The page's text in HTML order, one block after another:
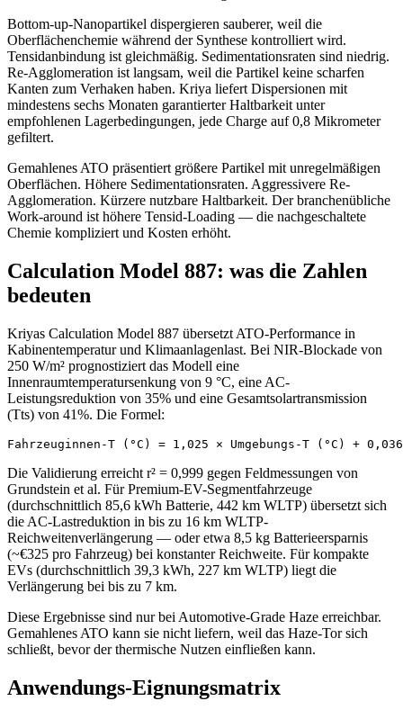
Bottom-up-Nanopartikel dispergieren sauberer, weil die
Oberflächenchemie während der Synthese kontrolliert wird.
Tensidanbindung ist gleichmäßig. Sedimentationsraten sind niedrig.
Re-Agglomeration ist langsam, weil die Partikel keine scharfen
Kanten zum Verhaken haben. Kriya liefert Dispersionen mit
mindestens sechs Monaten garantierter Haltbarkeit unter
empfohlenen Lagerbedingungen, jede Charge auf 0,8 Mikrometer
gefiltert.
Gemahlenes ATO präsentiert größere Partikel mit unregelmäßigen
Oberflächen. Höhere Sedimentationsraten. Aggressivere Re-
Agglomeration. Kürzere nutzbare Haltbarkeit. Der branchenübliche
Work-around ist höhere Tensid-Loading — die nachgeschaltete
Chemie kompliziert und Kosten erhöht.
Calculation Model 887: was die Zahlen
bedeuten
Kriyas Calculation Model 887 übersetzt ATO-Performance in
Kabinentemperatur und Klimaanlagenlast. Bei NIR-Blockade von
250 W/m² prognostiziert das Modell eine
Innenraumtemperatursenkung von 9 °C, eine AC-
Leistungsreduktion von 35% und eine Gesamtsolartransmission
(Tts) von 41%. Die Formel:
Fahrzeuginnen-T (°C) = 1,025 × Umgebungs-T (°C) +
Die Validierung erreicht r² = 0,999 gegen Feldmessungen von
Grundstein et al. Für Premium-EV-Segmentfahrzeuge
(durchschnittlich 85,6 kWh Batterie, 442 km WLTP) übersetzt sich
die AC-Lastreduktion in bis zu 16 km WLTP-
Reichweitenverlängerung — oder etwa 8,5 kg Batterieersparnis
(~€325 pro Fahrzeug) bei konstanter Reichweite. Für kompakte
EVs (durchschnittlich 39,3 kWh, 227 km WLTP) liegt die
Verlängerung bei bis zu 7 km.
Diese Ergebnisse sind nur bei Automotive-Grade Haze erreichbar.
Gemahlenes ATO kann sie nicht liefern, weil das Haze-Tor sich
schließt, bevor der thermische Nutzen einfließen kann.
Anwendungs-Eignungsmatrix